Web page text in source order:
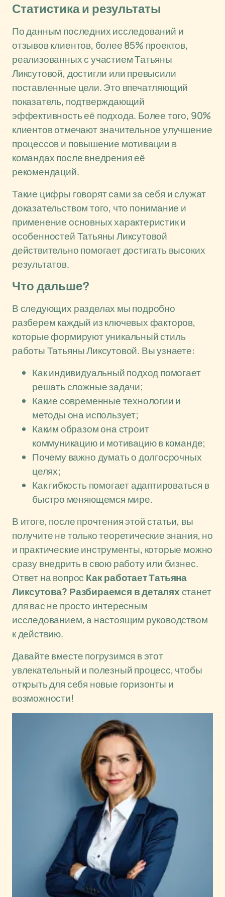
Статистика и результаты
По данным последних исследований и
отзывов клиентов, более 85% проектов,
реализованных с участием Татьяны
Ликсутовой, достигли или превысили
поставленные цели. Это впечатляющий
показатель, подтверждающий
эффективность её подхода. Более того, 90%
клиентов отмечают значительное улучшение
процессов и повышение мотивации в
командах после внедрения её
рекомендаций.
Такие цифры говорят сами за себя и служат
доказательством того, что понимание и
применение основных характеристик и
особенностей Татьяны Ликсутовой
действительно помогает достигать высоких
результатов.
Что дальше?
В следующих разделах мы подробно
разберем каждый из ключевых факторов,
которые формируют уникальный стиль
работы Татьяны Ликсутовой. Вы узнаете:
Как индивидуальный подход помогает
решать сложные задачи;
Какие современные технологии и
методы она использует;
Каким образом она строит
коммуникацию и мотивацию в команде;
Почему важно думать о долгосрочных
целях;
Как гибкость помогает адаптироваться в
быстро меняющемся мире.
В итоге, после прочтения этой статьи, вы
получите не только теоретические знания, но
и практические инструменты, которые можно
сразу внедрить в свою работу или бизнес.
Ответ на вопрос Как работает Татьяна
Ликсутова? Разбираемся в деталяхстанет
для вас не просто интересным
исследованием, а настоящим руководством
к действию.
Давайте вместе погрузимся в этот
увлекательный и полезный процесс, чтобы
открыть для себя новые горизонты и
возможности!